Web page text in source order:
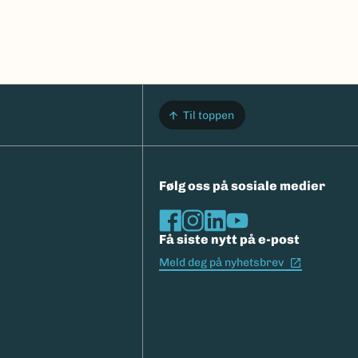
Til toppen
Følg oss på sosiale medier
Få siste nytt på e-post
Meld deg på nyhetsbrev